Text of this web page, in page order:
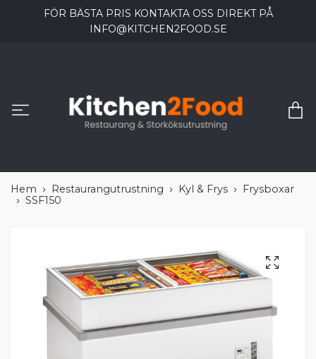
FÖR BÄSTA PRIS KONTAKTA OSS DIREKT PÅ
INFO@KITCHEN2FOOD.SE
Hem Restaurangutrustning Kyl & Frys
Frysboxar
SSF150